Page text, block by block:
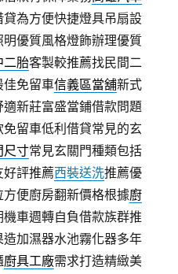
為方便快捷燈具吊扇設
明優質風格燈飾辦理優質
二胎客製較推薦找民間二
佳免留車信義區當舖新式
新莊富盛當鋪借款問題
留車低利借貸常見的玄
尺寸常見玄關門種類包括
好評推薦西裝送洗推薦優
便廚房翻新價格根據廚
車週轉自負借款族群推
造加濕器水池霧化器多年
廚具工廠需求打造精緻美